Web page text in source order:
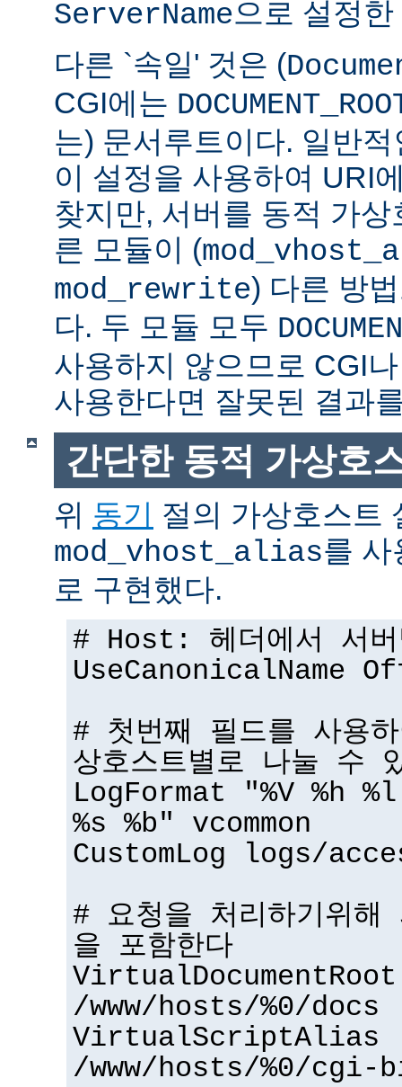
ServerName으로 설정
다른 `속일' 것은 (
CGI에는
는) 문서루트이다. 일반
이 설정을 사용하여 URI
찾지만, 서버를 동적 가
른 모듈이 (
mod_rewrite) 다른 방
다. 두 모듈 모두
사용하지 않으므로 CGI
사용한다면 잘못된 결과
간단한 동적 가상호
위 동기
절의 가상호스트
mod_vhost_alias를 사
로 구현했다.
# Host: 헤더에서 서버
UseCanonicalName
# 첫번째 필드를 사용
상호스트별로 나눌 수
LogFormat "%V %h
%s %b" vcommon
CustomLog logs/
# 요청을 처리하기위해
을 포함한다
VirtualDocumentRoot
/www/hosts/%0/docs
VirtualScriptAlias
/www/hosts/%0/cgi-